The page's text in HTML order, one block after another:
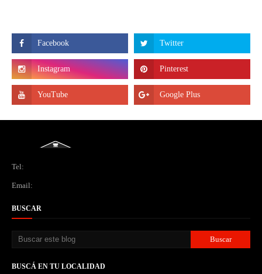
Tel:
Email:
BUSCAR
BUSCÁ EN TU LOCALIDAD